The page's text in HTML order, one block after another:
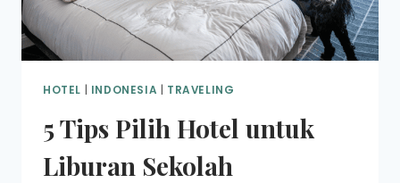
HOTEL INDONESIA TRAVELING
5 Tips Pilih Hotel untuk
Liburan Sekolah